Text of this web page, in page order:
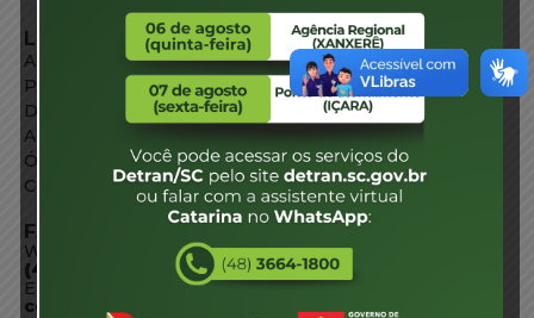
LINKS EXTERNOS
Agência de Notícias
Portal de Serviços
Diário Oficial
Acesso à Informação
Órgãos do Governo
Conheça SC
FALE CONOSCO
WhatsApp:
(48) 3664-1800
E-mail:
centraldeinformacoes@detran.sc.gov.br